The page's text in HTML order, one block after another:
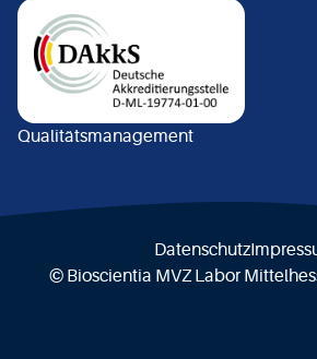
Qualitätsmanagement
Datenschutz
© Bioscientia MVZ Labor